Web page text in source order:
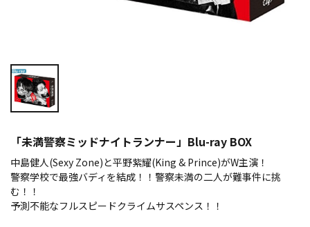
「未満警察ミッドナイトランナー」Blu-ray BOX
中島健人(Sexy Zone)と平野紫耀(King & Prince)がW主演！
警察学校で最強バディを結成！！警察未満の二人が難事件に挑
む！！
予測不能なフルスピードクライムサスペンス！！